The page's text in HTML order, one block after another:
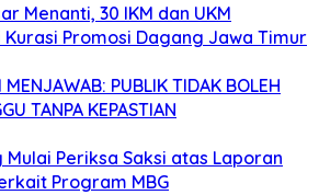
Menanti, 30 IKM dan UKM
Promosi Dagang Jawa Timur
MENJAWAB: PUBLIK TIDAK BOLEH
TANPA KEPASTIAN
Mulai Periksa Saksi atas Laporan
Program MBG